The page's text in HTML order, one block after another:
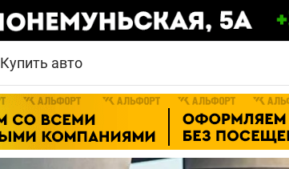
Купить авто